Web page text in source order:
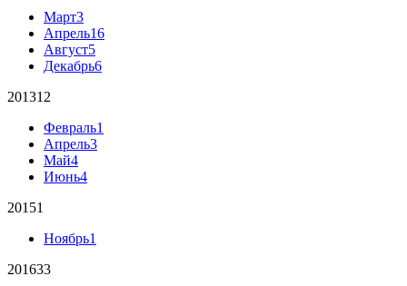
Март3
Апрель16
Август5
Декабрь6
201312
Февраль1
Апрель3
Май4
Июнь4
20151
Ноябрь1
201633